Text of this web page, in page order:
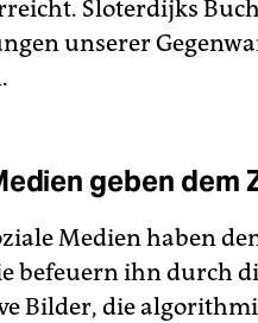
Sloterdijks
unserer
geben dem
Medien haben
befeuern ihn durch
Bilder, die